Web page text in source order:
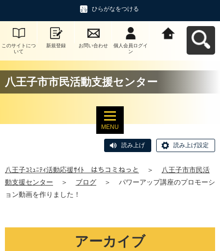
ひらがなをつける
このサイトにつ
いて
新規登録 お問い合わせ
個人会員ログイ
ン
八王子市市民活動支援センター
MENU
読み上げ 読み上げ設定
八王子ｺﾐｭﾆﾃｨ活動応援ｻｲﾄ はちコミねっと ＞
八王子市市民活
動支援センター
＞ ブログ ＞
パワーアップ講座のプロモーシ
ョン動画を作りました！
アーカイブ